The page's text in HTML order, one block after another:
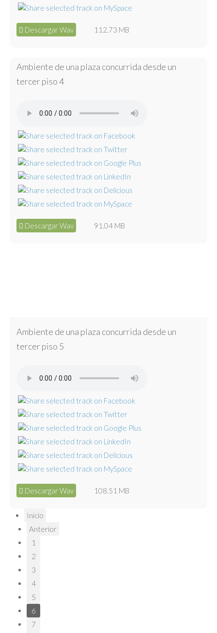
Descargar Wav 112.73 MB
Ambiente de una plaza concurrida desde un
tercer piso 4
Descargar Wav 91.04 MB
Ambiente de una plaza concurrida desde un
tercer piso 5
Descargar Wav 108.51 MB
Inicio
Anterior
1
2
3
4
5
6
7